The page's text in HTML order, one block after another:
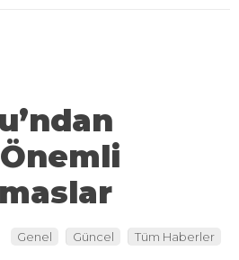
Genel Güncel Tüm Haberler